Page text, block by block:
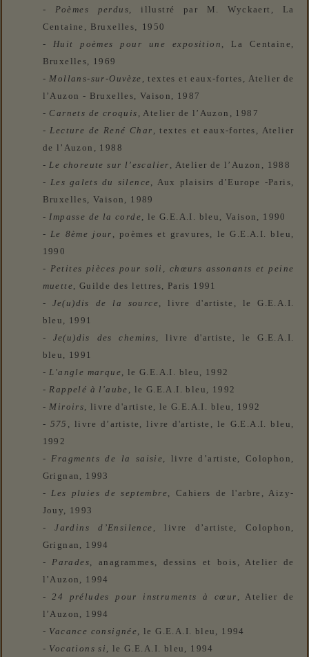
- Poèmes perdus, illustré par M. Wyckaert, La
Centaine, Bruxelles, 1950
- Huit poèmes pour une exposition , La Centaine,
Bruxelles, 1969
-Mollans-sur-Ouvèze , textes et eaux-fortes, Atelier de
l’Auzon - Bruxelles, Vaison, 1987
- Carnets de croquis , Atelier de l’Auzon, 1987
-Lecture de René Char , textes et eaux-fortes, Atelier
de l’Auzon, 1988
-Le choreute sur l’escalier , Atelier de l’Auzon, 1988
- Les galets du silence, Aux plaisirs d’Europe -Paris,
Bruxelles, Vaison, 1989
-Impasse de la corde, le G.E.A.I. bleu, Vaison, 1990
- Le 8ème jour , poèmes et gravures, leG.E.A.I. bleu,
1990
- Petites pièces pour soli, chœurs assonants et peine
muette, Guilde des lettres, Paris 1991
- Je(u)dis de la source, livre d'artiste, leG.E.A.I.
bleu, 1991
- Je(u)dis des chemins, livre d'artiste, leG.E.A.I.
bleu, 1991
-L'angle marque, le G.E.A.I. bleu, 1992
-Rappelé à l'aube , le G.E.A.I. bleu, 1992
-Miroirs, livre d'artiste, le G.E.A.I. bleu, 1992
- 575 , livre d’artiste, livre d'artiste, le G.E.A.I. bleu,
1992
-Fragments de la saisie, livre d’artiste, Colophon,
Grignan, 1993
-Les pluies de septembre, Cahiers de l'arbre, Aizy-
Jouy, 1993
-Jardins d’Ensilence , livre d’artiste, Colophon,
Grignan, 1994
-Parades, anagrammes, dessins et bois, Atelier de
l’Auzon, 1994
-24 préludes pour instruments à cœur , Atelier de
l’Auzon, 1994
- Vacance consignée, le G.E.A.I. bleu, 1994
- Vocations si , le G.E.A.I. bleu, 1994